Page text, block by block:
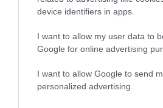
device identifiers in apps.
I want to allow my user data to
Google for online advertising
I want to allow Google to send
personalized advertising.
Gaming Police”
ενισχύει την ασφάλεια
διαδίκτυο
ΑΑΔΕ: Διευκρινίσεις
παραβάσεις που
αφορούν τους ΦΗΜ
31.07.2026